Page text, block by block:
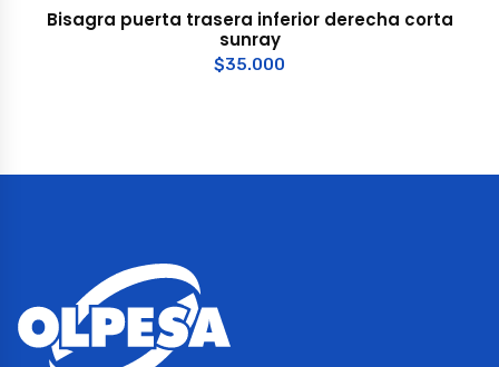
Bisagra puerta trasera inferior derecha corta
sunray
$35.000